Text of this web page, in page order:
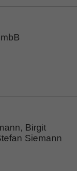
Birgit
Siemann